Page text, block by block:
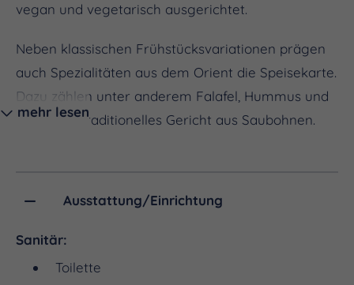
vegan und vegetarisch ausgerichtet.
Neben klassischen Frühstücksvariationen prägen
auch Spezialitäten aus dem Orient die Speisekarte.
Dazu zählen unter anderem Falafel, Hummus und
Foul – ein traditionelles Gericht aus Saubohnen.
mehr lesen
Ausstattung/Einrichtung
Sanitär:
Toilette